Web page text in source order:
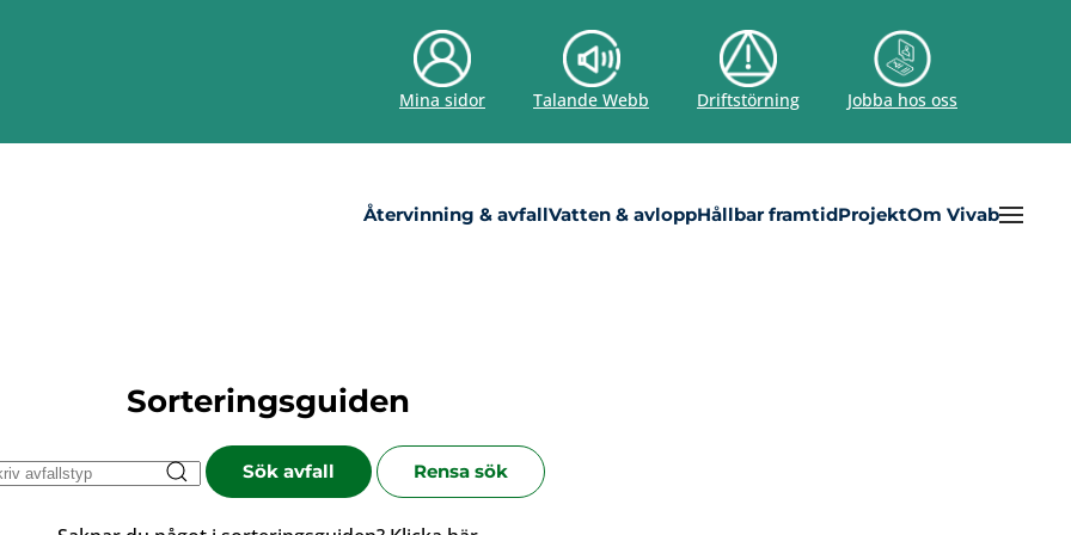
Mina sidor Talande Webb Driftstörning Jobba hos oss
Återvinning & avfallVatten & avloppHållbar framtidProjektOm Vivab
Sorteringsguiden
Sök avfall Rensa sök